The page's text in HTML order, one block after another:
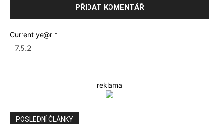
Current ye@r *
reklama
POSLEDNÍ ČLÁNKY